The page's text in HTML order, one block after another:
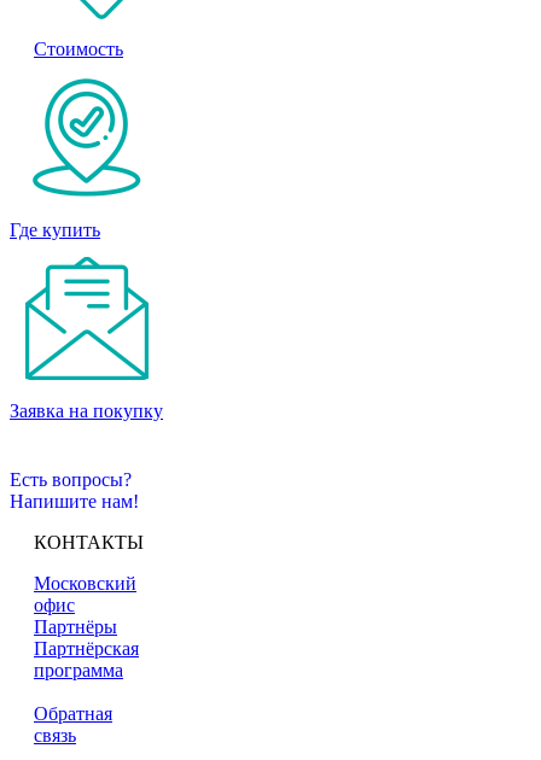
Стоимость
Где купить
Заявка на покупку
Есть вопросы?
Напишите нам!
КОНТАКТЫ
Московский
офис
Партнёры
Партнёрская
программа
Обратная
связь